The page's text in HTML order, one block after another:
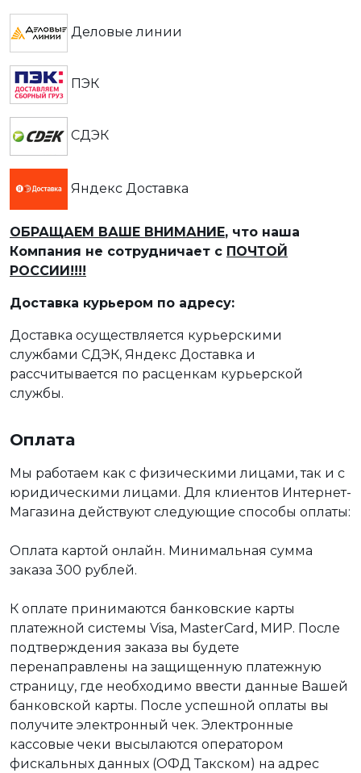
Деловые линии
ПЭК
СДЭК
Яндекс Доставка
ОБРАЩАЕМ ВАШЕ ВНИМАНИЕ, что наша
Компания не сотрудничает с ПОЧТОЙ
РОССИИ!!!!
Доставка курьером по адресу:
Доставка осуществляется курьерскими
службами СДЭК, Яндекс Доставка и
рассчитывается по расценкам курьерской
службы.
Оплата
Мы работаем как с физическими лицами, так и с
юридическими лицами. Для клиентов Интернет-
Магазина действуют следующие способы оплаты:
Оплата картой онлайн. Минимальная сумма
заказа 300 рублей.
К оплате принимаются банковские карты
платежной системы Visa, MasterCard, МИР. После
подтверждения заказа вы будете
перенаправлены на защищенную платежную
страницу, где необходимо ввести данные Вашей
банковской карты. После успешной оплаты вы
получите электронный чек. Электронные
кассовые чеки высылаются оператором
фискальных данных (ОФД Такском) на адрес